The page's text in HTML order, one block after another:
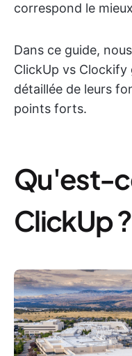
correspond le
Dans ce guide,
ClickUp vs Clockify
détaillée de leurs
points forts.
Qu'est-
ClickUp ?